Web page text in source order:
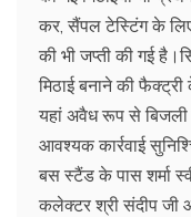
कर, सैंपल टेस्टिंग के
की भी जप्ती की गई
मिठाई बनाने की
यहां अवैध रूप से
आवश्यक कार्रवाई
बस स्टैंड के पास शर्मा
कलेक्टर श्री संदीप जी